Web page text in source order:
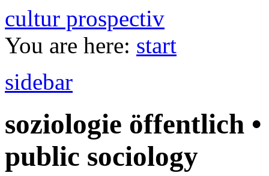
cultur prospectiv
You are here: start
sidebar
soziologie öffentlich
public sociology